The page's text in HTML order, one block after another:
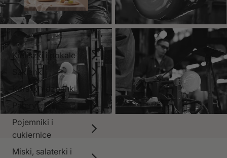
Kieliszki i pokale
Szklanki
Karafki i dzbanki
Pojemniki i
cukiernice
Miski, salaterki i